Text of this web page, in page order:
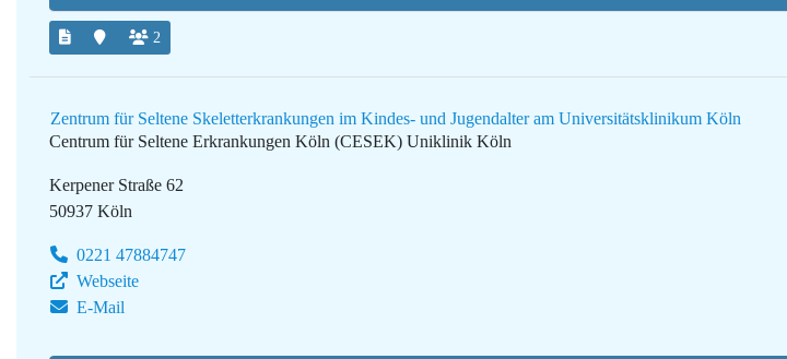
2
Zentrum für Seltene Skeletterkrankungen im Kindes- und Jugendalter am Universitätsklinikum Köln
Centrum für Seltene Erkrankungen Köln (CESEK) Uniklinik Köln
Kerpener Straße 62
50937 Köln
0221 47884747
Webseite
E-Mail